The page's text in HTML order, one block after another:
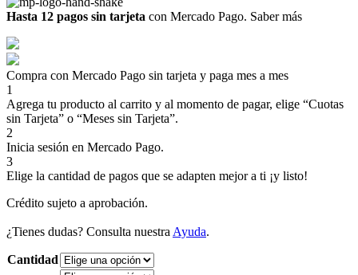
Hasta 12 pagos sin tarjeta con Mercado Pago. Saber más
Compra con Mercado Pago sin tarjeta y paga mes a mes
1
Agrega tu producto al carrito y al momento de pagar, elige “Cuotas
sin Tarjeta” o “Meses sin Tarjeta”.
2
Inicia sesión en Mercado Pago.
3
Elige la cantidad de pagos que se adapten mejor a ti ¡y listo!
Crédito sujeto a aprobación.
¿Tienes dudas? Consulta nuestra Ayuda.
Cantidad